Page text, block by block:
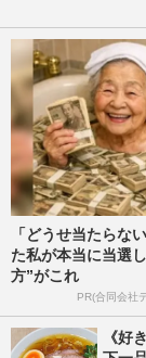
「どうせ当たらな
た私が本当に当選
方”がこれ
PR(合同会社
《好